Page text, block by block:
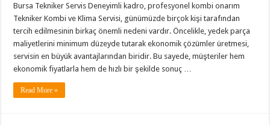
Bursa Tekniker Servis Deneyimli kadro, profesyonel kombi onarım
Tekniker Kombi ve Klima Servisi, günümüzde birçok kişi tarafından
tercih edilmesinin birkaç önemli nedeni vardır. Öncelikle, yedek parça
maliyetlerini minimum düzeyde tutarak ekonomik çözümler üretmesi,
servisin en büyük avantajlarından biridir. Bu sayede, müşteriler hem
ekonomik fiyatlarla hem de hızlı bir şekilde sonuç …
Read More »